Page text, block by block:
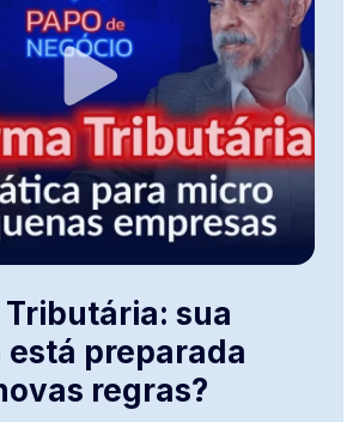
Tributária: sua
está preparada
regras?